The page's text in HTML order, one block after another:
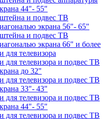
44"- 55"
и подвес ТВ
экрана 56"- 65"
и подвес ТВ
экрана 66" и более
для телевизора
для телевизора и подвес ТВ
до 32"
для телевизора и подвес ТВ
33"- 43"
для телевизора и подвес ТВ
44"- 55"
для телевизора и подвес ТВ